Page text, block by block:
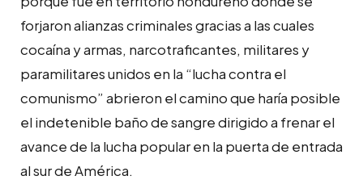
forjaron alianzas criminales gracias a las cuales
cocaína y armas, narcotraficantes, militares y
paramilitares unidos en la “lucha contra el
comunismo” abrieron el camino que haría posible
el indetenible baño de sangre dirigido a frenar el
avance de la lucha popular en la puerta de entrada
al sur de América.